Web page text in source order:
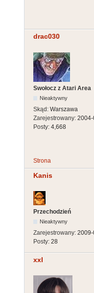
drac030
Swołocz z Atari Area
Nieaktywny
Skąd: Warszawa
Zarejestrowany:
Posty: 4,668
Strona
Kanis
Przechodzień
Nieaktywny
Zarejestrowany:
Posty: 28
xxl